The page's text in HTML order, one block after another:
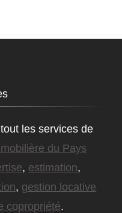
les services de
du Pays
, estimation,
, gestion locative
copropriété.